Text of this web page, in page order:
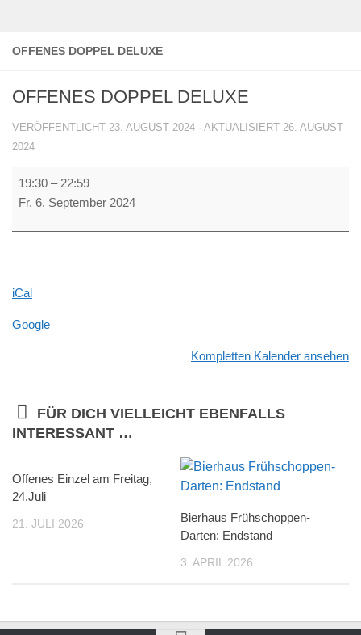
OFFENES DOPPEL DELUXE
OFFENES DOPPEL DELUXE
VERÖFFENTLICHT 23. AUGUST 2024 · AKTUALISIERT 26. AUGUST
2024
OFFENES
DOPPEL
19:30 – 22:59
Fr. 6. September 2024
iCal
Google
Kompletten Kalender ansehen
FÜR DICH VIELLEICHT EBENFALLS
INTERESSANT …
Offenes Einzel am Freitag,
24.Juli
21. JULI 2026
Bierhaus Frühschoppen-
Darten: Endstand
3. APRIL 2026